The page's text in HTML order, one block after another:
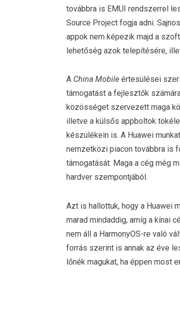
továbbra is EMUI rendszerrel
Source Project fogja adni.
appok nem képezik majd a
lehetőség azok telepítésére,
A China Mobile értesülései
támogatást a fejlesztők
közösséget szervezett maga
illetve a külsős appboltok
készülékein is. A Huawei
nemzetközi piacon továbbra is
támogatását. Maga a cég még
hardver szempontjából.
Azt is hallottuk, hogy a Huawei
marad mindaddig, amíg a kínai
nem áll a HarmonyOS-re való
forrás szerint is annak az éve
lőnék magukat, ha éppen most